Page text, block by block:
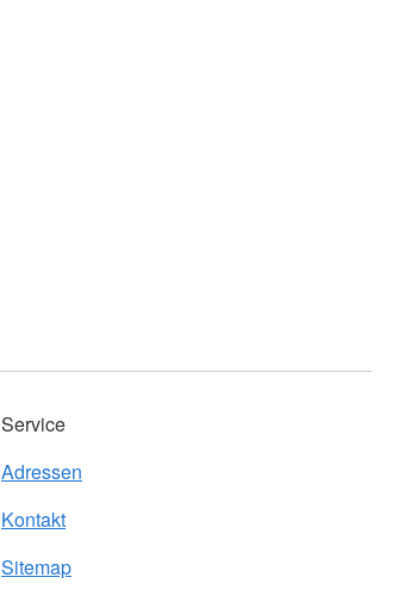
Service
Adressen
Kontakt
Sitemap